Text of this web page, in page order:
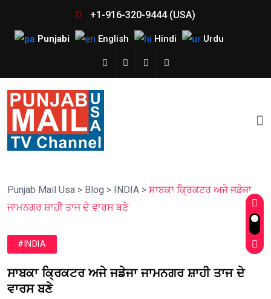
+1-916-320-9444 (USA)
Punjabi English Hindi Urdu
Punjab Mail Usa > Blog > INDIA > ਸਾਬਕਾ ਕ੍ਰਿਕਟਰ ਅਜੇ ਜਡੇਜਾ
ਜਾਮਨਗਰ ਸ਼ਾਹੀ ਤਾਜ ਦੇ ਵਾਰਸ ਬਣੇ
#INDIA
ਸਾਬਕਾ ਕ੍ਰਿਕਟਰ ਅਜੇ ਜਡੇਜਾ ਜਾਮਨਗਰ ਸ਼ਾਹੀ ਤਾਜ ਦੇ
ਵਾਰਸ ਬਣੇ